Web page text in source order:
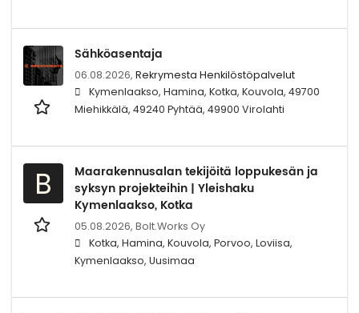
Sähköasentaja
06.08.2026, Rekrymesta Henkilöstöpalvelut
Kymenlaakso, Hamina, Kotka, Kouvola, 49700
Miehikkälä, 49240 Pyhtää, 49900 Virolahti
B
Maarakennusalan tekijöitä loppukesän ja
syksyn projekteihin | Yleishaku
Kymenlaakso, Kotka
05.08.2026, Bolt.Works Oy
Kotka, Hamina, Kouvola, Porvoo, Loviisa,
Kymenlaakso, Uusimaa